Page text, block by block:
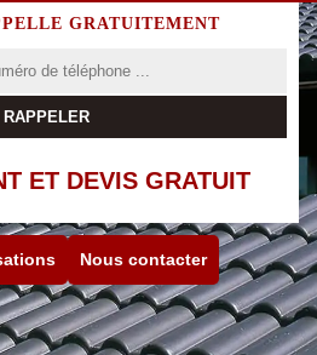
GRATUITEMENT
ET DEVIS GRATUIT
Nous contacter